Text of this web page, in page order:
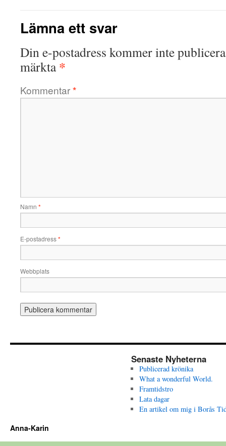
Lämna ett svar
Din e-postadress kommer inte
märkta*
Kommentar*
Namn *
E-postadress*
Webbplats
Senaste Nyheterna
Publicerad krönika
What a wonderful World.
Framtidstro
Lata dagar
En artikel om mig i Borås
Anna-Karin